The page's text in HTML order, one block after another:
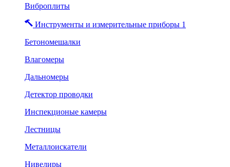
Виброплиты
Инструменты и измерительные приборы 1
Бетономешалки
Влагомеры
Дальномеры
Детектор проводки
Инспекционые камеры
Лестницы
Металлоискатели
Нивелиры